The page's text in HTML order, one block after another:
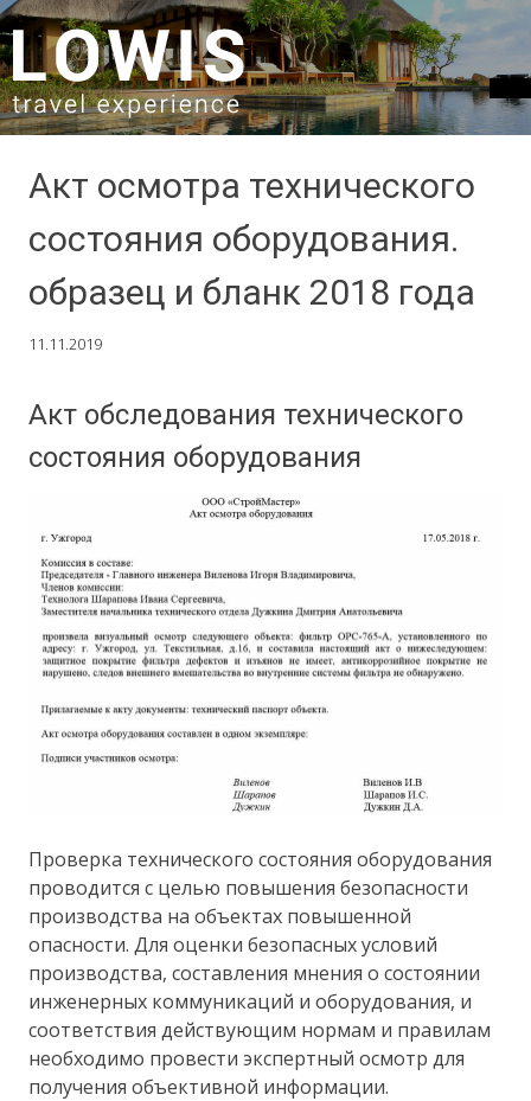
SKIP TO CONTENT
Акт осмотра технического
состояния оборудования.
образец и бланк 2018 года
11.11.2019
Акт обследования технического
состояния оборудования
Проверка технического состояния оборудования
проводится с целью повышения безопасности
производства на объектах повышенной
опасности. Для оценки безопасных условий
производства, составления мнения о состоянии
инженерных коммуникаций и оборудования, и
соответствия действующим нормам и правилам
необходимо провести экспертный осмотр для
получения объективной информации.